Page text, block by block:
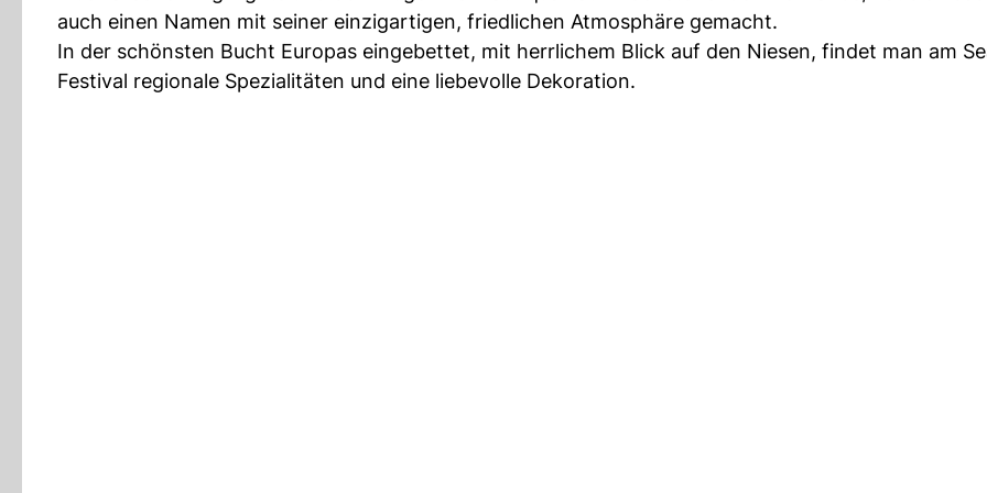
auch einen Namen mit seiner einzigartigen, friedlichen Atmosphäre gemacht.
In der schönsten Bucht Europas eingebettet, mit herrlichem Blick auf den Niesen, findet man am
Festival regionale Spezialitäten und eine liebevolle Dekoration.